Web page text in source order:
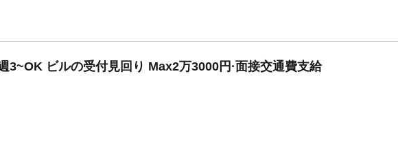
3~OK ビルの受付見回り Max2万3000円·面接交通費支給